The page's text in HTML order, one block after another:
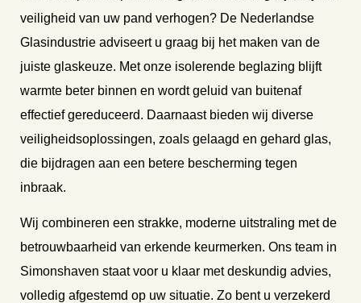
veiligheid van uw pand verhogen? De Nederlandse
Glasindustrie adviseert u graag bij het maken van de
juiste glaskeuze. Met onze isolerende beglazing blijft
warmte beter binnen en wordt geluid van buitenaf
effectief gereduceerd. Daarnaast bieden wij diverse
veiligheidsoplossingen, zoals gelaagd en gehard glas,
die bijdragen aan een betere bescherming tegen
inbraak.
Wij combineren een strakke, moderne uitstraling met de
betrouwbaarheid van erkende keurmerken. Ons team in
Simonshaven staat voor u klaar met deskundig advies,
volledig afgestemd op uw situatie. Zo bent u verzekerd